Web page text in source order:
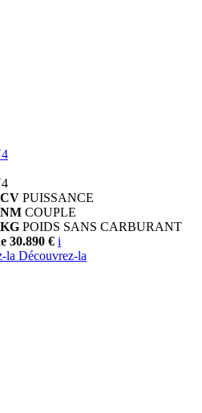
PUISSANCE
NM COUPLE
POIDS SANS CARBURANT
30.890 € i
la Découvrez-la